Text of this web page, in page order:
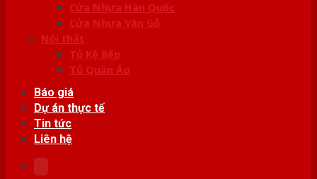
Cửa Nhựa Hàn Quốc
Cửa Nhựa Vân Gỗ
Nội thất
Tủ Kệ Bếp
Tủ Quần Áo
Báo giá
Dự án thực tế
Tin tức
Liên hệ